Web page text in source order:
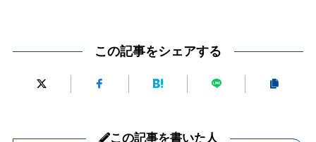
この記事をシェアする
この記事を書いた人